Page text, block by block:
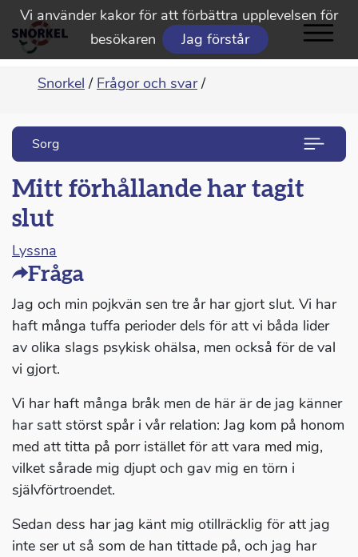
Vi använder kakor för att förbättra upplevelsen för
besökaren
Jag förstår
Snorkel / Frågor och svar /
Sorg
Mitt förhållande har tagit
slut
Lyssna
Fråga
Jag och min pojkvän sen tre år har gjort slut. Vi har
haft många tuffa perioder dels för att vi båda lider
av olika slags psykisk ohälsa, men också för de val
vi gjort.
Vi har haft många bråk men de här är de jag känner
har satt störst spår i vår relation: Jag kom på honom
med att titta på porr istället för att vara med mig,
vilket sårade mig djupt och gav mig en törn i
självförtroendet.
Sedan dess har jag känt mig otillräcklig för att jag
inte ser ut så som de han tittade på, och jag har